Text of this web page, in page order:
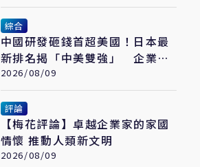
綜合
中國研發砸錢首超美國！日本最
新排名揭「中美雙強」 企業投
入成最大推力
2026/08/09
評論
【梅花評論】卓越企業家的家國
情懷 推動人類新文明
2026/08/09